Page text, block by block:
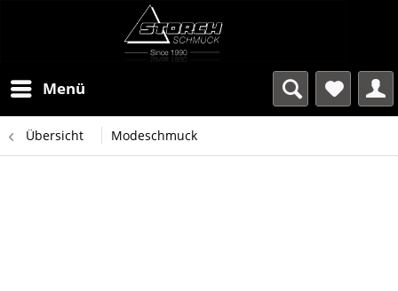
Menü
Übersicht Modeschmuck